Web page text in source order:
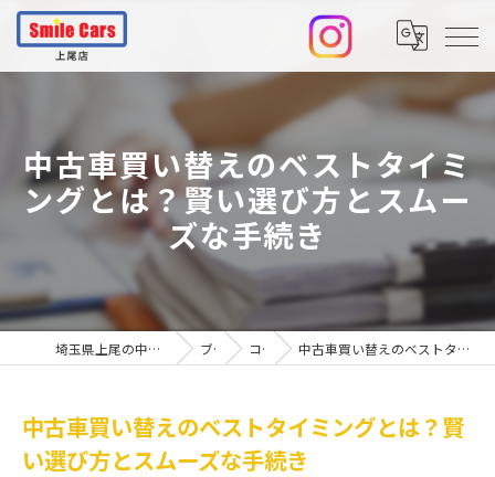
中古車買い替えのベストタイミ
ングとは？賢い選び方とスムー
ズな手続き
埼玉県上尾の中古車ならスマイルカーズ上尾店 ブログ コラム 中古車買い替えのベストタイミングとは？賢い選び方とスムーズな手続き
中古車買い替えのベストタイミングとは？賢
い選び方とスムーズな手続き